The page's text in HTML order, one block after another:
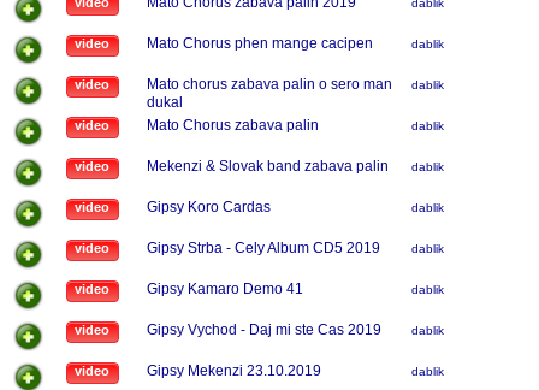
dablik
video Mato Chorus phen mange cacipen dablik
video
Mato chorus zabava palin o sero man
dukal
dablik
video Mato Chorus zabava palin dablik
video Mekenzi & Slovak band zabava palin dablik
video Gipsy Koro Cardas dablik
video Gipsy Strba - Cely Album CD5 2019 dablik
video Gipsy Kamaro Demo 41 dablik
video Gipsy Vychod - Daj mi ste Cas 2019 dablik
video Gipsy Mekenzi 23.10.2019 dablik